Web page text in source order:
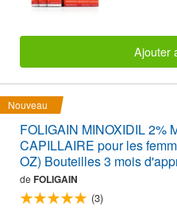
Ajouter
Nouveau
FOLIGAIN MINOXIDIL 2%
CAPILLAIRE pour les
OZ) Bouteilles 3 mois
de FOLIGAIN
(3)